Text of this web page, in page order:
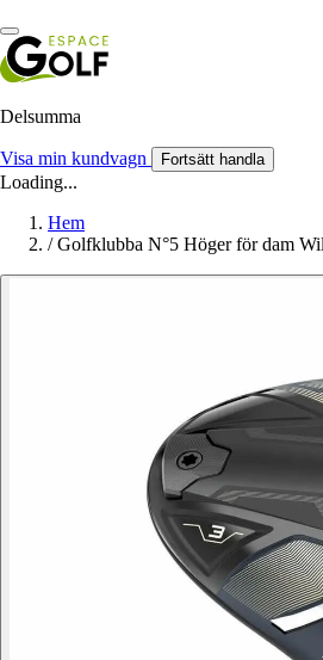
Delsumma
Visa min kundvagn Fortsätt handla
Loading...
Hem
/ Golfklubba N°5 Höger för dam